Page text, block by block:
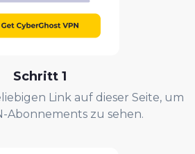
Schritt 1
Link auf dieser Seite, um
Abonnements zu sehen.